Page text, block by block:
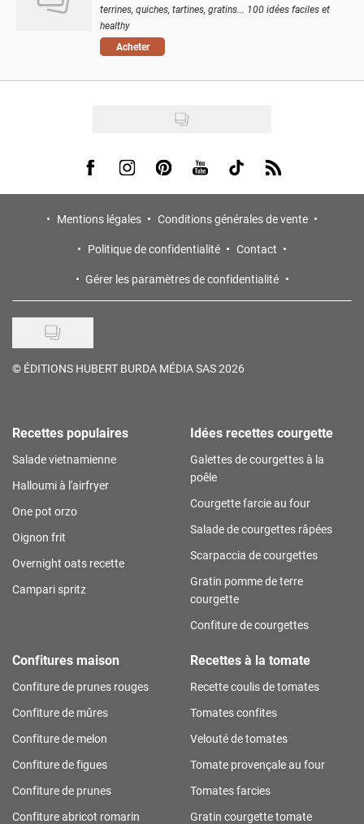
terrines, quiches, tartines, gratins... 100 idées faciles et
healthy
Acheter
Visit us on Facebook
Visit us on Instagram
Visit us on Pinterest
Visit us on Youtube
Visit us on Tiktok
Visit us on Rss
Mentions légales
Conditions générales de vente
Politique de confidentialité
Contact
Gérer les paramètres de confidentialité
© ÉDITIONS HUBERT BURDA MÉDIA SAS 2026
Recettes populaires
Salade vietnamienne
Halloumi à l'airfryer
One pot orzo
Oignon frit
Overnight oats recette
Campari spritz
Idées recettes courgette
Galettes de courgettes à la
poêle
Courgette farcie au four
Salade de courgettes râpées
Scarpaccia de courgettes
Gratin pomme de terre
courgette
Confiture de courgettes
Confitures maison
Confiture de prunes rouges
Confiture de mûres
Confiture de melon
Confiture de figues
Confiture de prunes
Confiture abricot romarin
Recettes à la tomate
Recette coulis de tomates
Tomates confites
Velouté de tomates
Tomate provençale au four
Tomates farcies
Gratin courgette tomate